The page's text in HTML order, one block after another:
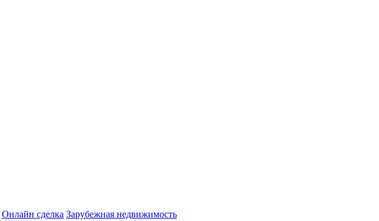
Онлайн сделка Зарубежная недвижимость